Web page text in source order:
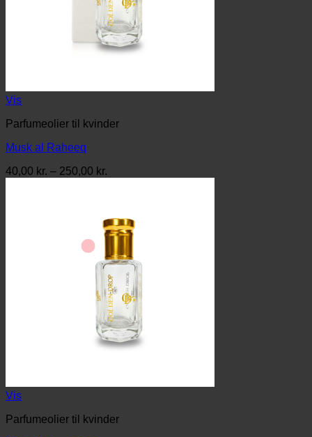
Vis
Parfumeolier til kvinder
Musk al Raheeq
40,00 kr. – 250,00 kr.
Vis
Parfumeolier til kvinder